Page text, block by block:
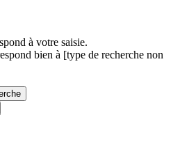
à votre saisie.
bien à [type de recherche non